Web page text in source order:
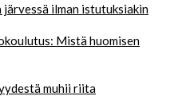
järvessä ilman istutuksiakin
Mistä huomisen
muhii riita